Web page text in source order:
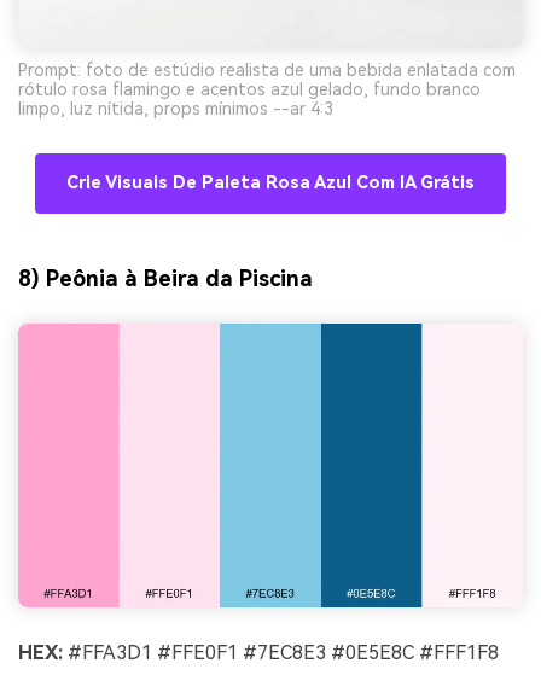
Prompt: foto de estúdio realista de uma bebida enlatada com
rótulo rosa flamingo e acentos azul gelado, fundo branco
limpo, luz nítida, props mínimos --ar 4:3
Crie Visuais De Paleta Rosa Azul Com IA Grátis
8) Peônia à Beira da Piscina
HEX: #FFA3D1 #FFE0F1 #7EC8E3 #0E5E8C #FFF1F8